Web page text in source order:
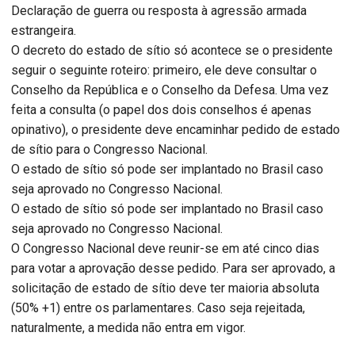
Declaração de guerra ou resposta à agressão armada
estrangeira.
O decreto do estado de sítio só acontece se o presidente
seguir o seguinte roteiro: primeiro, ele deve consultar o
Conselho da República e o Conselho da Defesa. Uma vez
feita a consulta (o papel dos dois conselhos é apenas
opinativo), o presidente deve encaminhar pedido de estado
de sítio para o Congresso Nacional.
O estado de sítio só pode ser implantado no Brasil caso
seja aprovado no Congresso Nacional.
O estado de sítio só pode ser implantado no Brasil caso
seja aprovado no Congresso Nacional.
O Congresso Nacional deve reunir-se em até cinco dias
para votar a aprovação desse pedido. Para ser aprovado, a
solicitação de estado de sítio deve ter maioria absoluta
(50% +1) entre os parlamentares. Caso seja rejeitada,
naturalmente, a medida não entra em vigor.